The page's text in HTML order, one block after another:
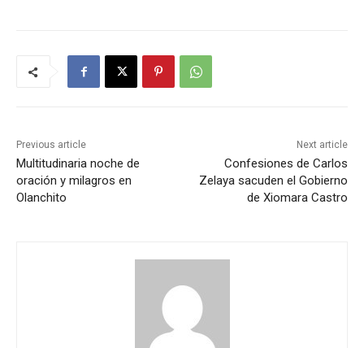
Previous article
Multitudinaria noche de
oración y milagros en
Olanchito
Next article
Confesiones de Carlos
Zelaya sacuden el Gobierno
de Xiomara Castro